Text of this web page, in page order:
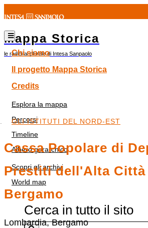
Mappa Storica
le radici al plurale di Intesa Sanpaolo
Chi siamo
Il progetto Mappa Storica
Credits
Esplora la mappa
Percorsi
Timeline
Albero gerarchico
Scopri gli archivi
World map
Cerca in tutto il sito
GLI ISTITUTI DEL NORD-EST
Cassa Popolare di
Prestiti dell'Alta Città
Bergamo
Lombardia, Bergamo